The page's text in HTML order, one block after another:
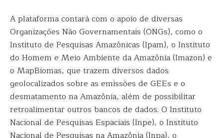
A plataforma contará com o apoio de diversas
Organizações Não Governamentais (ONGs), como o
Instituto de Pesquisas Amazônicas (Ipam), o Instituto
do Homem e Meio Ambiente da Amazônia (Imazon) e
o MapBiomas, que trazem diversos dados
geolocalizados sobre as emissões de GEEs e o
desmatamento na Amazônia, além de possibilitar
retroalimentar outros bancos de dados. O Instituto
Nacional de Pesquisas Espaciais (Inpe), o Instituto